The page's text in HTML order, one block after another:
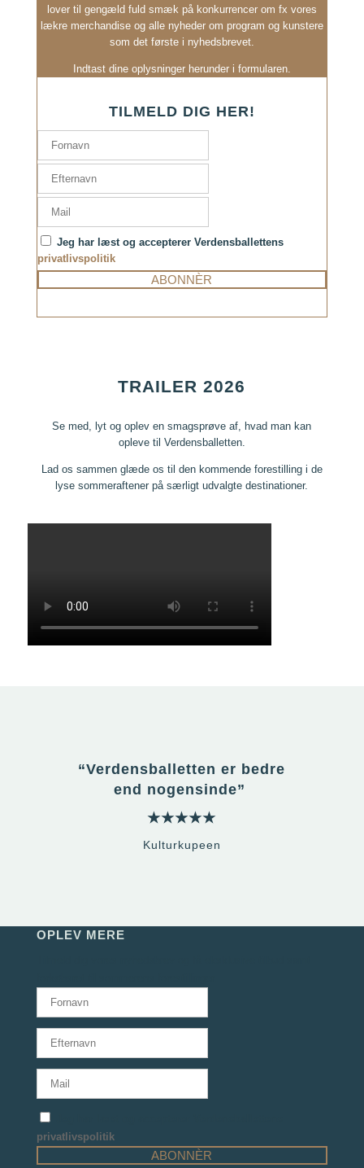
lover til gengæld fuld smæk på konkurrencer om fx vores
lækre merchandise og alle nyheder om program og kunstere
som det første i nyhedsbrevet.
Indtast dine oplysninger herunder i formularen.
TILMELD DIG HER!
Jeg har læst og accepterer Verdensballettens
privatlivspolitik
TRAILER 2026
Se med, lyt og oplev en smagsprøve af, hvad man kan
opleve til Verdensballetten.
Lad os sammen glæde os til den kommende forestilling i de
lyse sommeraftener på særligt udvalgte destinationer.
“Verdensballetten er bedre
end nogensinde”
★★★★★
Kulturkupeen
OPLEV MERE
privatlivspolitik